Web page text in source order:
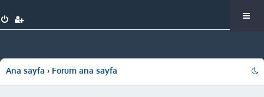
Ana sayfa Forum ana sayfa